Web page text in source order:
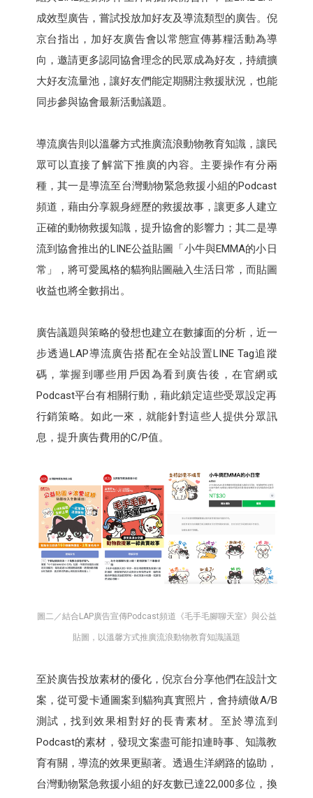
成效型廣告，嘗試投放加好友及導流類型的廣告。倪
京台指出，加好友廣告會以常態宣傳募糧活動為導
向，邀請更多認同協會理念的民眾成為好友，持續擴
大好友流量池，讓好友們能定期關注救援狀況，也能
同步參與協會最新活動議題。
導流廣告則以溫馨方式推廣流浪動物教育知識，讓民
眾可以直接了解當下推廣的內容。主要操作有分兩
種，其一是導流至台灣動物緊急救援小組的Podcast
頻道，藉由分享親身經歷的救援故事，讓更多人建立
正確的動物救援知識，提升協會的影響力；其二是導
流到協會推出的LINE公益貼圖「小牛與EMMA的小日
常」，將可愛風格的貓狗貼圖融入生活日常，而貼圖
收益也將全數捐出。
廣告議題與策略的發想也建立在數據面的分析，近一
步透過LAP導流廣告搭配在全站設置LINE Tag追蹤
碼，掌握到哪些用戶因為看到廣告後，在官網或
Podcast平台有相關行動，藉此鎖定這些受眾設定再
行銷策略。如此一來，就能針對這些人提供分眾訊
息，提升廣告費用的C/P值。
圖二／結合LAP廣告宣傳Podcast頻道《毛手毛腳聊天室》與公益
貼圖，以溫馨方式推廣流浪動物教育知識議題
至於廣告投放素材的優化，倪京台分享他們在設計文
案，從可愛卡通圖案到貓狗真實照片，會持續做A/B
測試，找到效果相對好的長青素材。至於導流到
Podcast的素材，發現文案盡可能扣連時事、知識教
育有關，導流的效果更顯著。透過生洋網路的協助，
台灣動物緊急救援小組的好友數已達22,000多位，換